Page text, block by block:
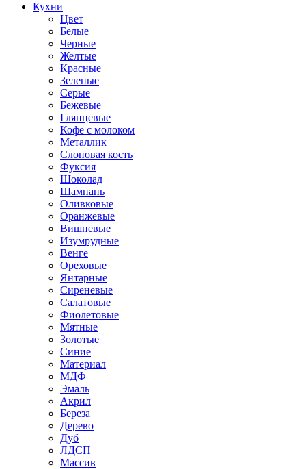
Кухни
Цвет
Белые
Черные
Желтые
Красные
Зеленые
Серые
Бежевые
Глянцевые
Кофе с молоком
Металлик
Слоновая кость
Фуксия
Шоколад
Шампань
Оливковые
Оранжевые
Вишневые
Изумрудные
Венге
Ореховые
Янтарные
Сиреневые
Салатовые
Фиолетовые
Мятные
Золотые
Синие
Материал
МДФ
Эмаль
Акрил
Береза
Дерево
Дуб
ЛДСП
Массив